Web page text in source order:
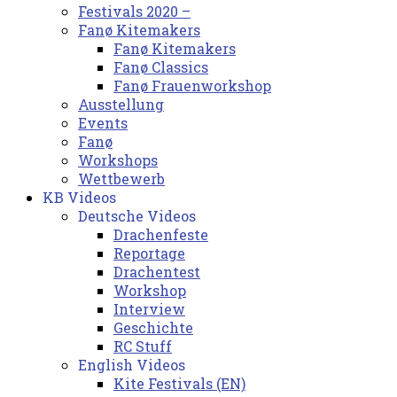
Festivals 2020 –
Fanø Kitemakers
Fanø Kitemakers
Fanø Classics
Fanø Frauenworkshop
Ausstellung
Events
Fanø
Workshops
Wettbewerb
KB Videos
Deutsche Videos
Drachenfeste
Reportage
Drachentest
Workshop
Interview
Geschichte
RC Stuff
English Videos
Kite Festivals (EN)